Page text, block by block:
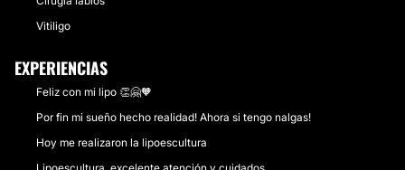
Vitiligo
EXPERIENCIAS
Feliz con mi lipo 👏🤗🧡
Por fin mi sueño hecho realidad! Ahora si tengo nalgas!
Hoy me realizaron la lipoescultura